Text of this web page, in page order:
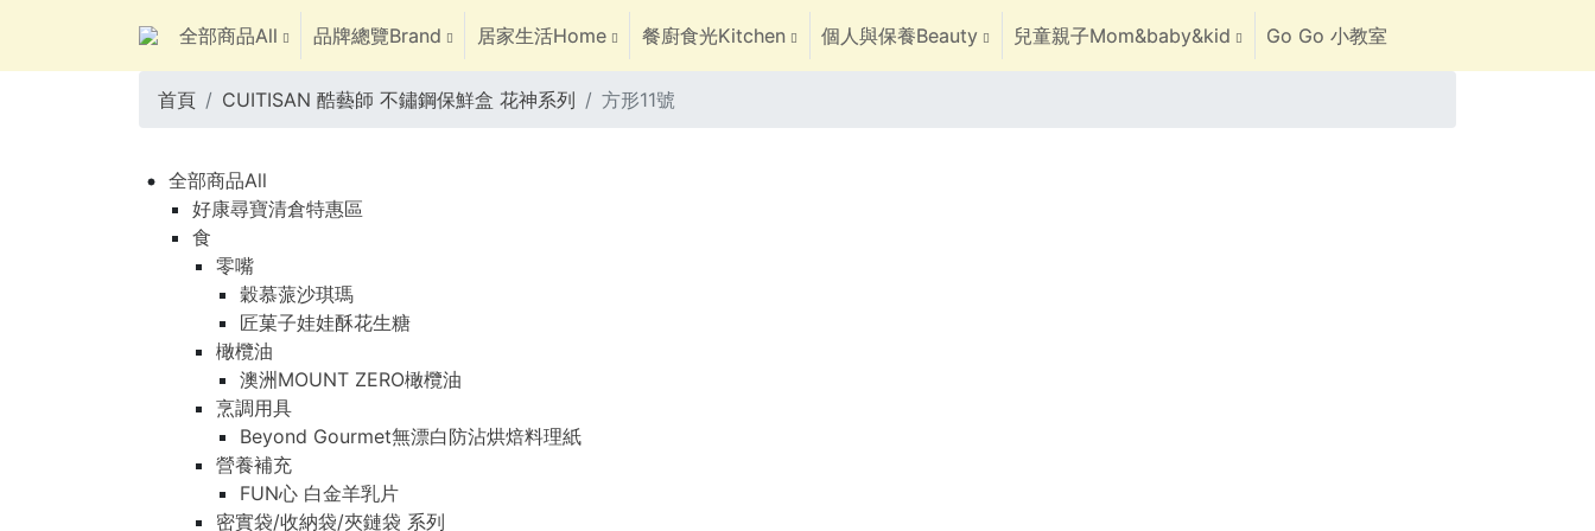
全部商品All 品牌總覽Brand 居家生活Home 餐廚食光Kitchen 個人與保養Beauty 兒童親子Mom&baby&kid Go Go 小教室
首頁 CUITISAN 酷藝師 不鏽鋼保鮮盒 花神系列 方形11號
全部商品All
好康尋寶清倉特惠區
食
零嘴
穀慕蒎沙琪瑪
匠菓子娃娃酥花生糖
橄欖油
澳洲MOUNT ZERO橄欖油
烹調用具
Beyond Gourmet無漂白防沾烘焙料理紙
營養補充
FUN心 白金羊乳片
密實袋/收納袋/夾鏈袋 系列